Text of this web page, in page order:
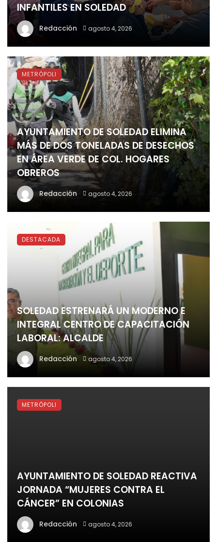
INFANTILES EN SOLEDAD
Redacción agosto 4, 2026
AYUNTAMIENTO DE SOLEDAD ELIMINA
MÁS DE DOS TONELADAS DE DESECHOS
EN ÁREA VERDE DE COL. HOGARES
OBREROS
Redacción agosto 4, 2026
METRÓPOLI
SOLEDAD ESTRENARÁ UN MODERNO E
INTEGRAL CENTRO DE CAPACITACIÓN
LABORAL: ALCALDE
Redacción agosto 4, 2026
DESTACADA
AYUNTAMIENTO DE SOLEDAD REACTIVA
JORNADA “MUJERES CONTRA EL
CÁNCER” EN COLONIAS
Redacción agosto 4, 2026
METRÓPOLI